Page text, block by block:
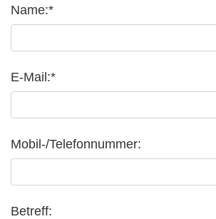
Name:*
E-Mail:*
Mobil-/Telefonnummer:
Betreff: